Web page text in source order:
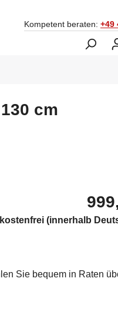
Kompetent beraten: +49
cm
(innerhalb
Sie bequem in Raten